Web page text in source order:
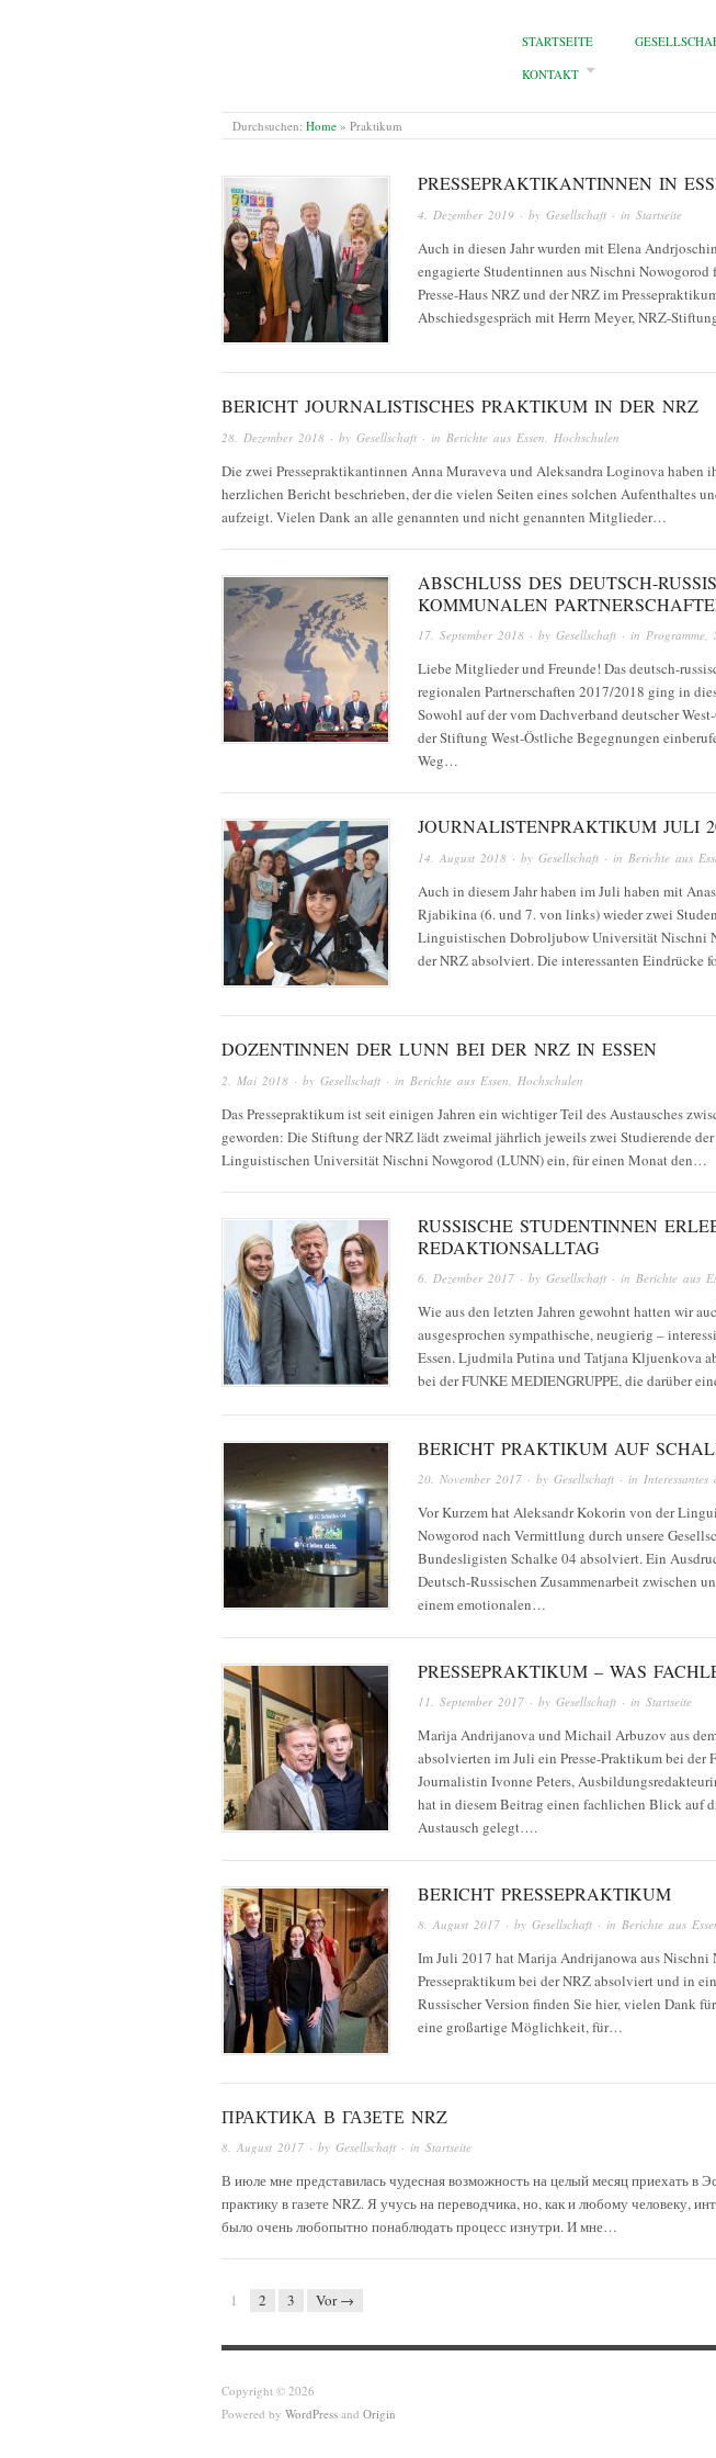
STARTSEITE
KONTAKT
Durchsuchen: Home » Praktikum
PRESSEPRAKTIKANTINNEN IN
4. Dezember 2019 · by Gesellschaft · in Startseite
Auch in diesen Jahr wurden mit Elena
engagierte Studentinnen aus Nischni
Presse-Haus NRZ und der NRZ im
Abschiedsgespräch mit Herrn Meyer, NRZ-
BERICHT JOURNALISTISCHES PRAKTIKUM IN DER NRZ
28. Dezember 2018 · by Gesellschaft · in Berichte aus Essen Hochschulen
Die zwei Pressepraktikantinnen Anna Muraveva und Aleksandra Loginova haben
herzlichen Bericht beschrieben, der die vielen Seiten eines solchen Aufenthaltes
aufzeigt. Vielen Dank an alle genannten und nicht genannten Mitglieder…
ABSCHLUSS DES DEUTSCH-
KOMMUNALEN
17. September 2018 · by Gesellschaft · in Programme,
Liebe Mitglieder und Freunde! Das deutsch-
regionalen Partnerschaften 2017/2018 ging in
Sowohl auf der vom Dachverband deutscher
der Stiftung West-Östliche Begegnungen
Weg…
JOURNALISTENPRAKTIKUM JULI
14. August 2018 · by Gesellschaft · in Berichte aus
Auch in diesem Jahr haben im Juli haben mit
Rjabikina (6. und 7. von links) wieder zwei
Linguistischen Dobroljubow Universität Nischni
der NRZ absolviert. Die interessanten Eindrücke
DOZENTINNEN DER LUNN BEI DER NRZ IN ESSEN
2. Mai 2018 · by Gesellschaft · in Berichte aus Essen Hochschulen
Das Pressepraktikum ist seit einigen Jahren ein wichtiger Teil des Austausches
geworden: Die Stiftung der NRZ lädt zweimal jährlich jeweils zwei Studierende
Linguistischen Universität Nischni Nowgorod (LUNN) ein, für einen Monat den…
RUSSISCHE STUDENTINNEN
REDAKTIONSALLTAG
6. Dezember 2017 · by Gesellschaft · in Berichte aus
Wie aus den letzten Jahren gewohnt hatten wir
ausgesprochen sympathische, neugierig –
Essen. Ljudmila Putina und Tatjana Kljuenkova
bei der FUNKE MEDIENGRUPPE, die darüber
BERICHT PRAKTIKUM AUF
20. November 2017 · by Gesellschaft · in Interessantes
Vor Kurzem hat Aleksandr Kokorin von der
Nowgorod nach Vermittlung durch unsere
Bundesligisten Schalke 04 absolviert. Ein
Deutsch-Russischen Zusammenarbeit zwischen
einem emotionalen…
PRESSEPRAKTIKUM – WAS
11. September 2017 · by Gesellschaft · in Startseite
Marija Andrijanova und Michail Arbuzov aus
absolvierten im Juli ein Presse-Praktikum bei der
Journalistin Ivonne Peters,
hat in diesem Beitrag einen fachlichen Blick auf
Austausch gelegt….
BERICHT PRESSEPRAKTIKUM
8. August 2017 · by Gesellschaft · in Berichte aus
Im Juli 2017 hat Marija Andrijanowa aus Nischni
Pressepraktikum bei der NRZ absolviert und in
Russischer Version finden Sie hier, vielen Dank
eine großartige Möglichkeit, für…
ПРАКТИКА В ГАЗЕТЕ NRZ
8. August 2017 · by Gesellschaft · in Startseite
В июле мне представилась чудесная возможность на целый месяц приехать в
практику в газете NRZ. Я учусь на переводчика, но, как и любому человеку,
было очень любопытно понаблюдать процесс изнутри. И мне…
1 2 3 Vor →
Copyright © 2026
Powered by WordPress and Origin